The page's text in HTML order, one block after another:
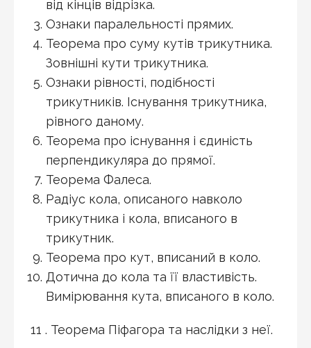
від кінців відрізка.
Ознаки паралельності прямих.
Теорема про суму кутів трикутника.
Зовнішні кути трикутника.
Ознаки рівності, подібності
трикутників. Існування трикутника,
рівного даному.
Теорема про існування і єдиність
перпендикуляра до прямої.
Теорема Фалеса.
Радіус кола, описаного навколо
трикутника і кола, вписаного в
трикутник.
Теорема про кут, вписаний в коло.
Дотична до кола та її властивість.
Вимірювання кута, вписаного в коло.
11 . Теорема Піфагора та наслідки з неї.